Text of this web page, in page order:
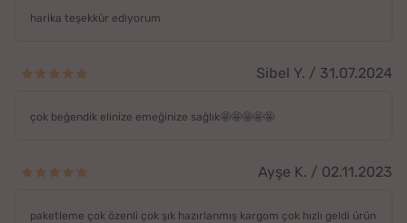
harika teşekkür ediyorum
Sibel Y. / 31.07.2024
çok beğendik elinize emeğinize sağlık🤩🤩🤩🤩🤩
Ayşe K. / 02.11.2023
paketleme çok özenli çok şık hazırlanmış kargom çok hızlı geldi ürün